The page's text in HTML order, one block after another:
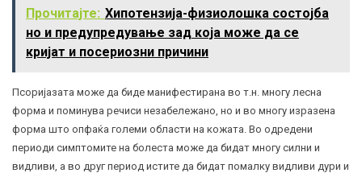
Прочитајте: Хипотензија-физиолошка состојба
но и предупредување зад коja може да се
кријат и посериозни причини
Псоријазата може да биде манифестирана во т.н. многу лесна
форма и поминува речиси незабележано, но и во многу изразена
форма што опфаќа големи области на кожата. Во одредени
периоди симптомите на болеста може да бидат многу силни и
видливи, а во друг период истите да бидат помалку видливи дури и